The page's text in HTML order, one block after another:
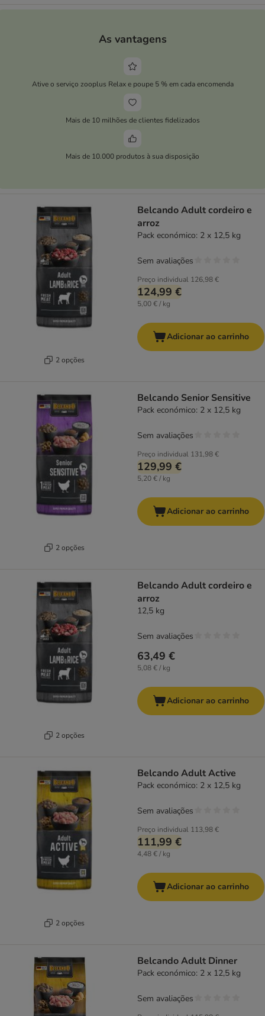
As vantagens
Ative o serviço zooplus Relax e poupe 5 % em cada encomenda
Mais de 10 milhões de clientes fidelizados
Mais de 10.000 produtos à sua disposição
2 opções
Belcando Adult cordeiro e
arroz
Pack económico: 2 x 12,5 kg
Preço individual 126,98 €
124,99 €
5,00 € / kg
Sem avaliações
Adicionar ao carrinho
2 opções
Belcando Senior Sensitive
Pack económico: 2 x 12,5 kg
Preço individual 131,98 €
129,99 €
5,20 € / kg
Sem avaliações
Adicionar ao carrinho
2 opções
Belcando Adult cordeiro e
arroz
12,5 kg
63,49 €
5,08 € / kg
Sem avaliações
Adicionar ao carrinho
2 opções
Belcando Adult Active
Pack económico: 2 x 12,5 kg
Preço individual 113,98 €
111,99 €
4,48 € / kg
Sem avaliações
Adicionar ao carrinho
Belcando Adult Dinner
Pack económico: 2 x 12,5 kg
Sem avaliações